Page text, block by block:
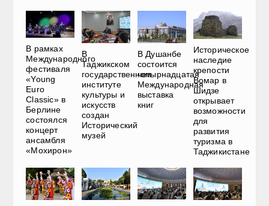
В рамках
Международного
фестиваля
«Young
Euro
Classic» в
Берлине
состоялся
концерт
ансамбля
«Мохирон»
В
Таджикском
государственном
институте
культуры и
искусств
создан
Исторический
музей
В Душанбе
состоится
четырнадцатая
Международная
выставка
книг
Историческое
наследие
крепости
Вомар в
Шидзе
открывает
возможности
для
развития
туризма в
Таджикистане